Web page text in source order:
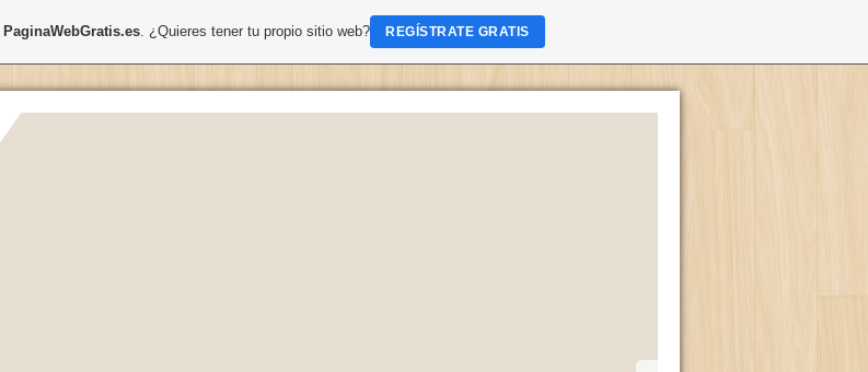
PaginaWebGratis.es. ¿Quieres tener tu propio sitio web? REGÍSTRATE GRATIS